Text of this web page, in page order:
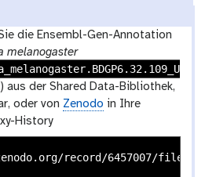
die Ensembl-Gen-Annotation
melanogaster
) aus der Shared Data-Bibliothek,
oder von Zenodo in Ihre
History